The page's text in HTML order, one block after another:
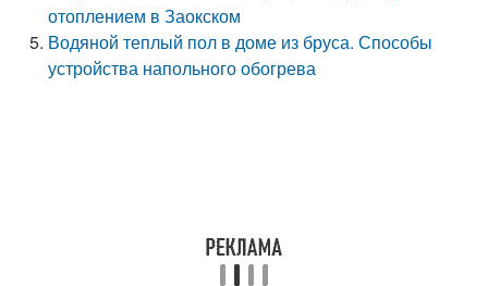
отоплением в Заокском
Водяной теплый пол в доме из бруса. Способы
устройства напольного обогрева